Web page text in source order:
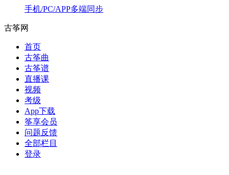
手机/PC/APP多端同步
古筝网
首页
古筝曲
古筝谱
直播课
视频
考级
App下载
筝享会员
问题反馈
全部栏目
登录